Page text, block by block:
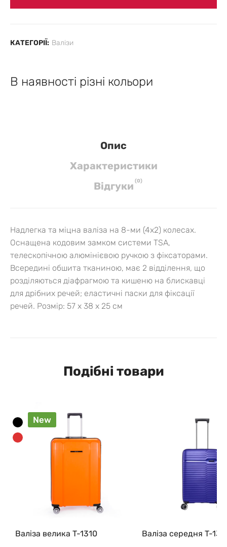
КАТЕГОРІЇ: Валізи
В наявності різні кольори
Опис
Характеристики
Вiдгуки (0)
Надлегка та міцна валіза на 8-ми (4х2) колесах.
Оснащена кодовим замком системи TSA,
телескопічною алюмінієвою ручкою з фіксаторами.
Всередині обшита тканиною, має 2 відділення, що
розділяються діафрагмою та кишеню на блискавці
для дрібних речей; еластичні паски для фіксації
речей. Розмір: 57 х 38 х 25 см
Подібні товари
New
Валіза велика T-1310 Валіза середня T-